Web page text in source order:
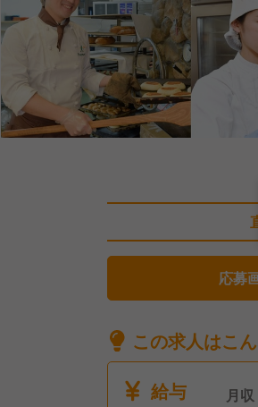
応募
この求人はこ
給与
月収